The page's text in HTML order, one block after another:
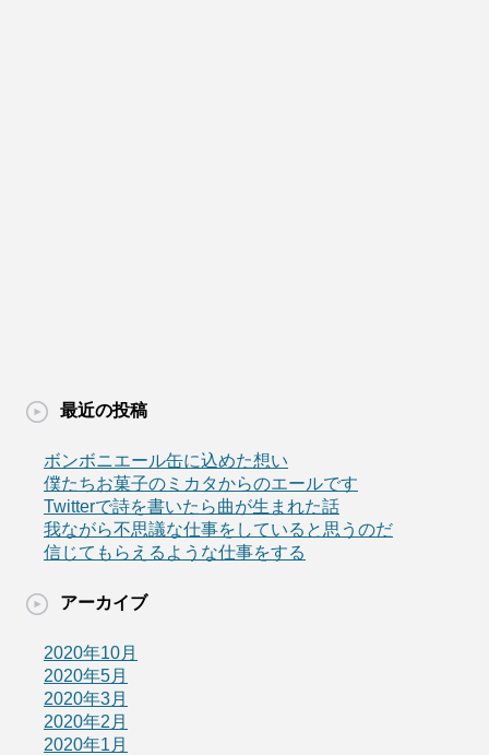
最近の投稿
ボンボニエール缶に込めた想い
僕たちお菓子のミカタからのエールです
Twitterで詩を書いたら曲が生まれた話
我ながら不思議な仕事をしていると思うのだ
信じてもらえるような仕事をする
アーカイブ
2020年10月
2020年5月
2020年3月
2020年2月
2020年1月